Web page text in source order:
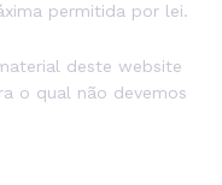
permitida por lei.
deste website
o qual não devemos